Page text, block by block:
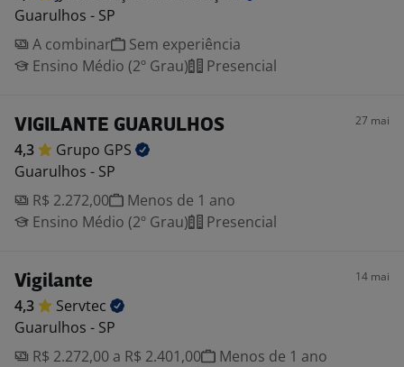
Guarulhos - SP
A combinar
Sem experiência
Ensino Médio (2º Grau)
Presencial
VIGILANTE GUARULHOS 27 mai
4,3 Grupo GPS
Guarulhos - SP
R$ 2.272,00
Menos de 1 ano
Ensino Médio (2º Grau)
Presencial
Vigilante 14 mai
4,3
Servtec
Guarulhos - SP
R$ 2.272,00 a R$ 2.401,00
Menos de 1 ano